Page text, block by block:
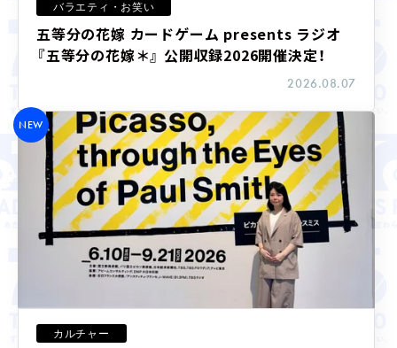
17:00 - 20:00
スト：崎山敏也（元TBSラジオ放送記者） / 塚越健
司（社会学者） / 太田昌克（共同通信・編集委員）
LIVE STREAMING
バラエティ・お笑い
五等分の花嫁 カードゲーム presents ラジオ
『五等分の花嫁＊』 公開収録2026開催決定！
2026.08.07
NEW
カルチャー